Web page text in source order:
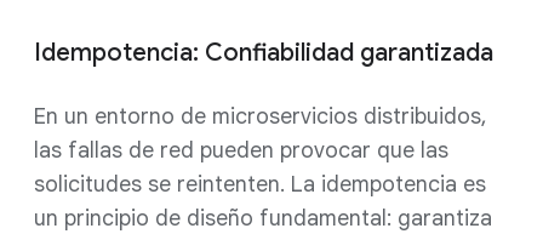
Idempotencia: Confiabilidad garantizada
En un entorno de microservicios distribuidos,
las fallas de red pueden provocar que las
solicitudes se reintenten. La idempotencia es
un principio de diseño fundamental: garantiza